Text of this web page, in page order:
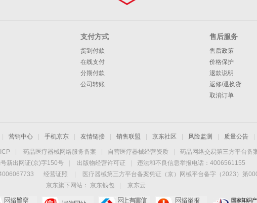
支付方式
货到付款
在线支付
分期付款
公司转账
售后服务
售后政策
价格保护
退款说明
返修/退换货
取消订单
营销中心 手机京东 友情链接 销售联盟 京东社区 风险监测 质量公告
ICP 药品医疗器械网络服务备案 自营医疗器械经营资质 药品网络交易第三方平台备
新出网证(京)字150号
出版物经营许可证
违法和不良信息举报电话：4006561155
经营证照 医疗器械第三方平台备案凭证（京）网械平台备字（2023）第
京东旗下网站：
京东钱包
京东云